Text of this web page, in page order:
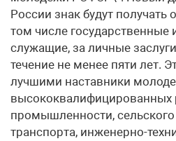
России знак будут получать
том числе
служащие, за личные
течение не менее пяти лет.
лучшими наставники
высококвалифицированных
промышленности, сельского
транспорта, инженерно-